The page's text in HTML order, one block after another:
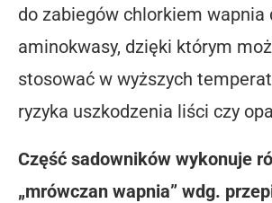
do zabiegów chlorkiem wapnia
aminokwasy, dzięki którym
stosować w wyższych
ryzyka uszkodzenia liści czy
Część sadowników wykonuje
„mrówczan wapnia” wdg.